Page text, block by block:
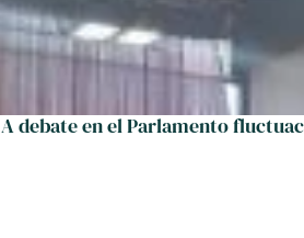
A debate en el Parlamento